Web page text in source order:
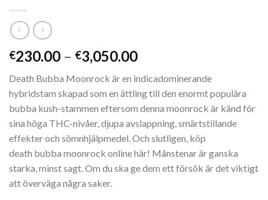
€230.00 – €3,050.00Prisintervall:
till
€3,050.00
Death Bubba Moonrock är en indicadominerande
hybridstam skapad som en ättling till den enormt populära
bubba kush-stammen eftersom denna moonrock är känd för
sina höga THC-nivåer, djupa avslappning, smärtstillande
effekter och sömnhjälpmedel. Och slutligen, köp
death bubba moonrock online här! Månstenar är ganska
starka, minst sagt. Om du ska ge dem ett försök är det viktigt
att överväga några saker.